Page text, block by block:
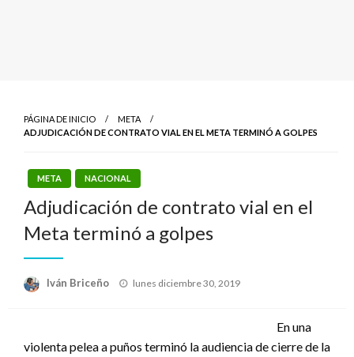
PÁGINA DE INICIO
META
ADJUDICACIÓN DE CONTRATO VIAL EN EL META TERMINÓ A GOLPES
META NACIONAL
Adjudicación de contrato vial en el
Meta terminó a golpes
Iván Briceño
Publicado
lunes diciembre 30, 2019
En una
violenta pelea a puños terminó la audiencia de cierre de la